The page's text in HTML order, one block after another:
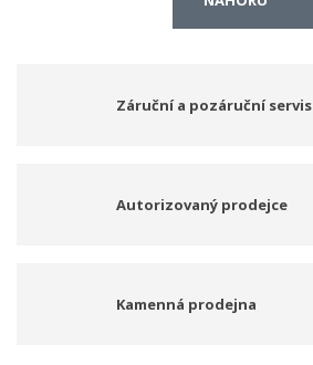
Záruční a pozáruční servis
Autorizovaný prodejce
Kamenná prodejna